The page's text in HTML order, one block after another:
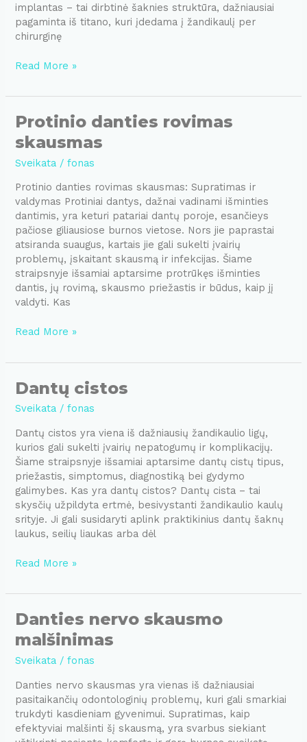
implantas – tai dirbtinė šaknies struktūra, dažniausiai
pagaminta iš titano, kuri įdedama į žandikaulį per
chirurginę
Danties
Read More »
Protinio danties rovimas
skausmas
Sveikata /fonas
Protinio danties rovimas skausmas: Supratimas ir
valdymas Protiniai dantys, dažnai vadinami išminties
dantimis, yra keturi patariai dantų poroje, esančieys
pačiose giliausiose burnos vietose. Nors jie paprastai
atsiranda suaugus, kartais jie gali sukelti įvairių
problemų, įskaitant skausmą ir infekcijas. Šiame
straipsnyje išsamiai aptarsime protrūkęs išminties
dantis, jų rovimą, skausmo priežastis ir būdus, kaip jį
valdyti. Kas
Protinio
rovimas
Read More »
Dantų cistos
Sveikata /fonas
Dantų cistos yra viena iš dažniausių žandikaulio ligų,
kurios gali sukelti įvairių nepatogumų ir komplikacijų.
Šiame straipsnyje išsamiai aptarsime dantų cistų tipus,
priežastis, simptomus, diagnostiką bei gydymo
galimybes. Kas yra dantų cistos? Dantų cista – tai
skysčių užpildyta ertmė, besivystanti žandikaulio kaulų
srityje. Ji gali susidaryti aplink praktikinius dantų šaknų
laukus, seilių liaukas arba dėl
Dantų
Read More »
Danties nervo skausmo
malšinimas
Sveikata /fonas
Danties nervo skausmas yra vienas iš dažniausiai
pasitaikančių odontologinių problemų, kuri gali smarkiai
trukdyti kasdieniam gyvenimui. Supratimas, kaip
efektyviai malšinti šį skausmą, yra svarbus siekiant